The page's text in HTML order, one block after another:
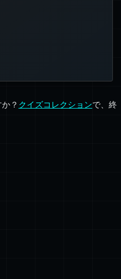
？ クイズコレクションで、終